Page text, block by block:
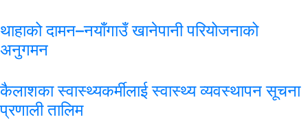
थाहाको दामन–नयाँगाउँ खानेपानी परियोजनाको
अनुगमन
कैलाशका स्वास्थ्यकर्मीलाई स्वास्थ्य व्यवस्थापन सूचना
प्रणाली तालिम